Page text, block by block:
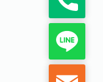
h
o
n
e
L
i
n
e
M